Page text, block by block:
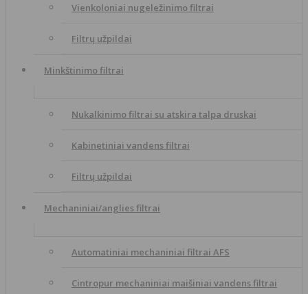
Vienkoloniai nugeležinimo filtrai
Filtrų užpildai
Minkštinimo filtrai
Nukalkinimo filtrai su atskira talpa druskai
Kabinetiniai vandens filtrai
Filtrų užpildai
Mechaniniai/anglies filtrai
Automatiniai mechaniniai filtrai AFS
Cintropur mechaniniai maišiniai vandens filtrai